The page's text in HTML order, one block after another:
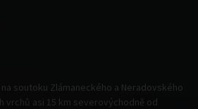
soutoku Zlámaneckého a Neradovského
vrchů asi 15 km severovýchodně od